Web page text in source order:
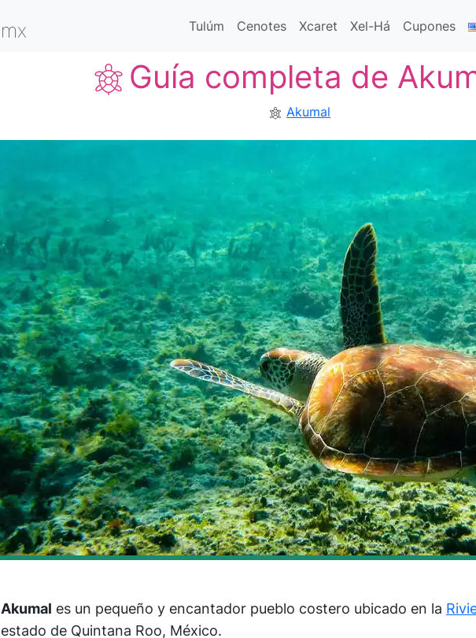
Tulúm Cenotes Xcaret Xel-Há Cupones
Guía completa de
Akumal
Akumal es un pequeño y encantador pueblo costero ubicado en la
estado de Quintana Roo, México.